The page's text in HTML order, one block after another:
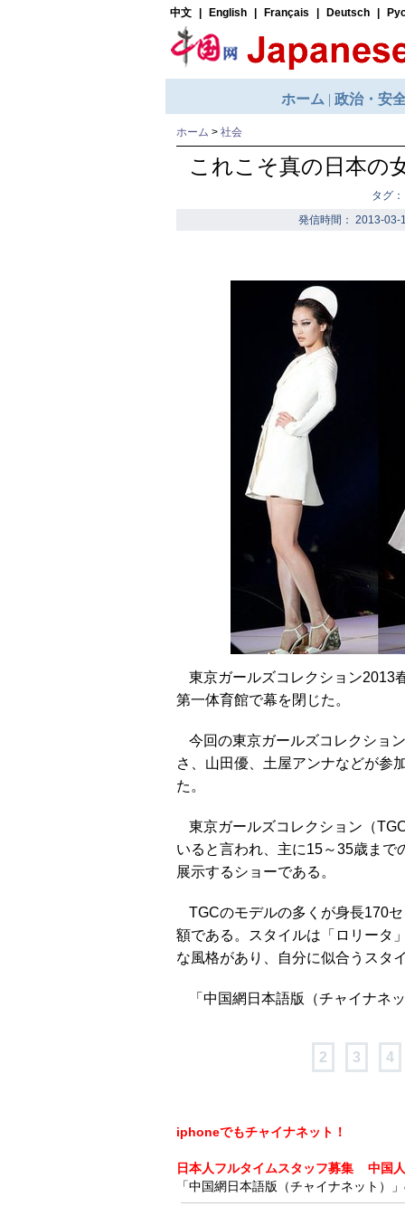
ホーム > 社会
これこそ真の日本の
タグ
発信時間： 2013-
東京ガールズコレクション2013
第一体育館で幕を閉じた。
今回の東京ガールズコレクショ
さ、山田優、土屋アンナなどが参
た。
東京ガールズコレクション（
いると言われ、主に15～35歳まで
展示するショーである。
TGCのモデルの多くが身長170
額である。スタイルは「ロリータ
な風格があり、自分に似合うスタ
「中国網日本語版（チャイナネ
2 3 4
iphoneでもチャイナネット！
日本人フルタイムスタッフ募集
中国
「中国網日本語版（チャイナネット）